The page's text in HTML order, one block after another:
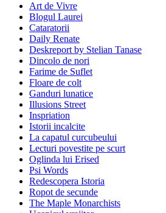
Art de Vivre
Blogul Laurei
Cataratorii
Daily Renate
Deskreport by Stelian Tanase
Dincolo de nori
Farime de Suflet
Floare de colt
Ganduri lunatice
Illusions Street
Inspriation
Istorii incalcite
La capatul curcubeului
Lecturi povestite pe scurt
Oglinda lui Erised
Psi Words
Redescopera Istoria
Ropot de secunde
The Maple Monarchists